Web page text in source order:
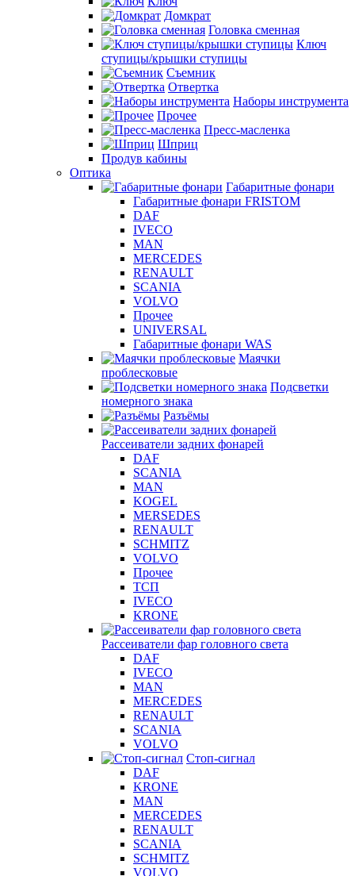
Домкрат
Головка сменная
Ключ
ступицы/крышки ступицы
Съемник
Отвертка
Наборы инструмента
Прочее
Пресс-масленка
Шприц
Продув кабины
Оптика
Габаритные фонари
Габаритные фонари FRISTOM
DAF
IVECO
MAN
MERCEDES
RENAULT
SCANIA
VOLVO
Прочее
UNIVERSAL
Габаритные фонари WAS
Маячки
проблесковые
Подсветки
номерного знака
Разъёмы
Рассеиватели задних фонарей
DAF
SCANIA
MAN
KOGEL
MERSEDES
RENAULT
SCHMITZ
VOLVO
Прочее
ТСП
IVECO
KRONE
Рассеиватели фар головного света
DAF
IVECO
MAN
MERCEDES
RENAULT
SCANIA
VOLVO
Стоп-сигнал
DAF
KRONE
MAN
MERCEDES
RENAULT
SCANIA
SCHMITZ
VOLVO